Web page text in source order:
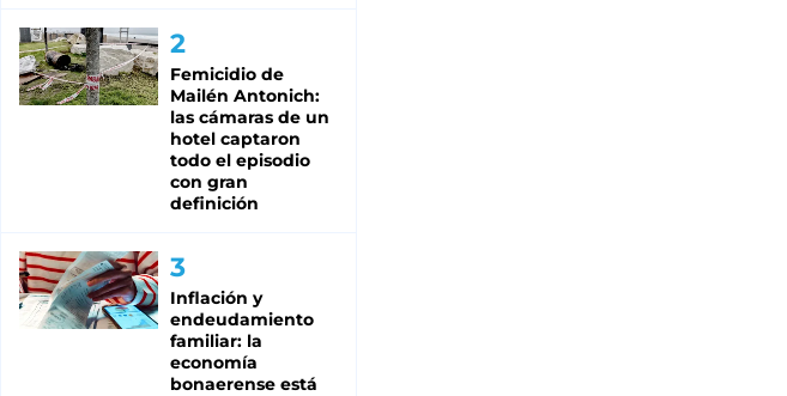
Femicidio de
Mailén Antonich:
las cámaras de un
hotel captaron
todo el episodio
con gran
definición
Inflación y
endeudamiento
familiar: la
economía
bonaerense está